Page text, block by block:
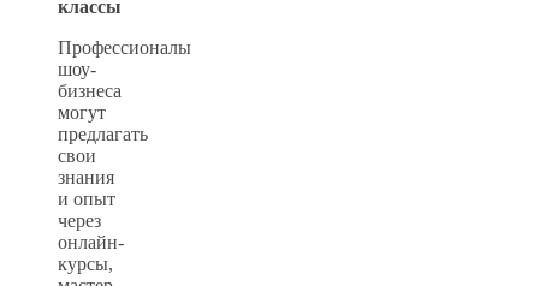
классы
Профессионалы
шоу-
бизнеса
могут
предлагать
свои
знания
и опыт
через
онлайн-
курсы,